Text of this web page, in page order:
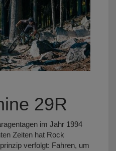
29R
im Jahr 1994
Zeiten hat Rock
verfolgt: Fahren, um